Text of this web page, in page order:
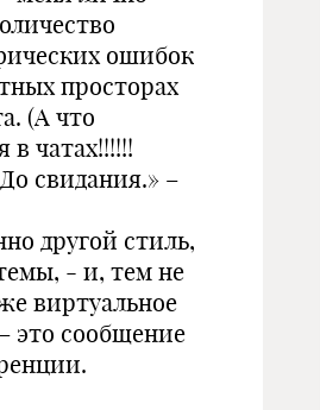
ошибок
просторах
(А что
в чатах!!!!!!
свидания.» –
другой стиль,
- и, тем не
виртуальное
это сообщение